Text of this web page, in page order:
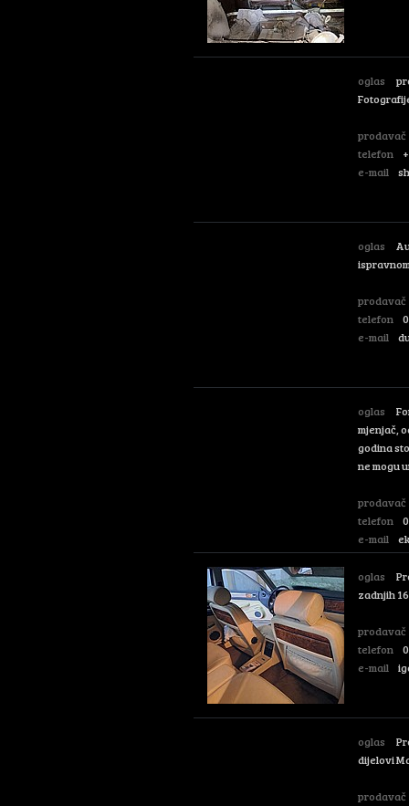
oglas
prodavač
telefon
e-mail
oglas
prodavač
telefon
e-mail
oglas
mjenjač,
godina
ne mogu
prodavač
telefon
e-mail
oglas
zadnjih
prodavač
telefon
e-mail
oglas
dijelovi
prodavač